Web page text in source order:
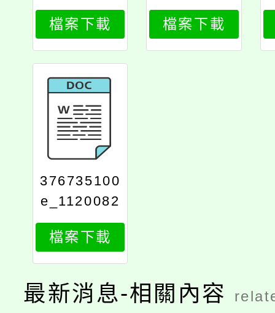
752_print
檔案下載
752_attach
1
檔案下載
376735100
e_1120082
752_attach
3
檔案下載
最新消息-相關內容